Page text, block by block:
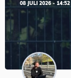
08 JULI 2026 - 14:52